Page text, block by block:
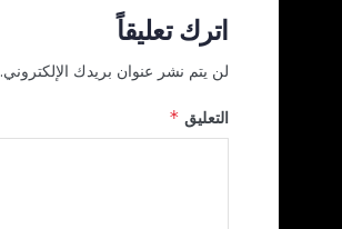
اترك تعليقاً
لن يتم نشر عنوان بريدك الإلكتروني.
التعليق *